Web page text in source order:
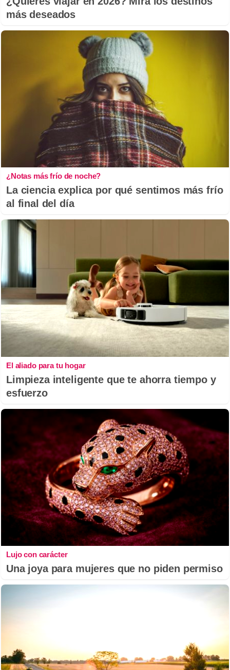
más deseados
¿Notas más frío de noche?
La ciencia explica por qué sentimos más frío
al final del día
El aliado para tu hogar
Limpieza inteligente que te ahorra tiempo y
esfuerzo
Lujo con carácter
Una joya para mujeres que no piden permiso